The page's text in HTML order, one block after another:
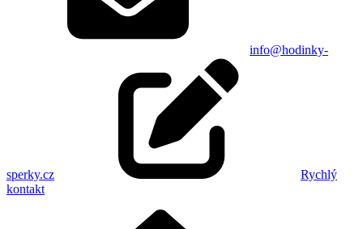
info@hodinky-
sperky.cz
Rychlý
kontakt